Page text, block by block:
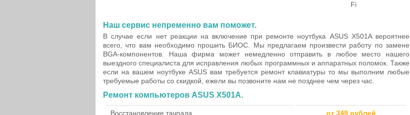
Fi
Наш сервис непременно вам поможет.
В случае если нет реакции на включение при ремонте ноутбука ASUS X501A вероятнее
всего, что вам необходимо прошить БИОС. Мы предлагаем произвести работу по замене
BGA-компонентов. Наша фирма может немедленно отправить в любое место нашего
выездного специалиста для исправления любых программных и аппаратных поломок. Также
если на вашем ноутбуке ASUS вам требуется ремонт клавиатуры то мы выполним любые
требуемые работы со скидкой, ежели вы позвоните нам не позднее чем через час.
Ремонт компьютеров ASUS X501A.
Восстановление тачпада от 349 рублей